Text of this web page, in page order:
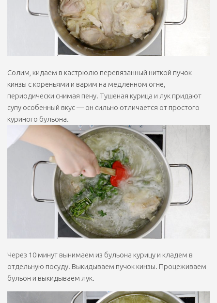
Солим, кидаем в кастрюлю перевязанный ниткой пучок
кинзы с кореньями и варим на медленном огне,
периодически снимая пену. Тушеная курица и лук придают
супу особенный вкус — он сильно отличается от простого
куриного бульона.
Через 10 минут вынимаем из бульона курицу и кладем в
отдельную посуду. Выкидываем пучок кинзы. Процеживаем
бульон и выкидываем лук.